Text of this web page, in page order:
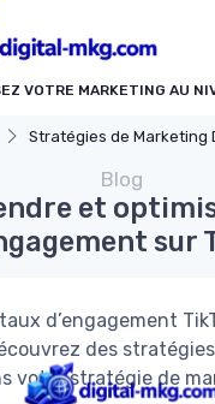
VOTRE MARKETING AU
Stratégies de Marketing
Blog
et
sur
d’engagement
des
votre stratégie de
des cookies